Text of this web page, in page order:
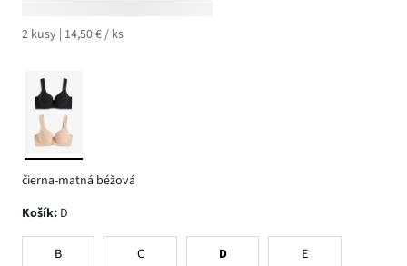
2 kusy | 14,50 € / ks
čierna-matná béžová
Košík: D
B C D E